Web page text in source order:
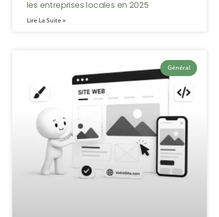
les entreprises locales en 2025
Lire La Suite »
Général